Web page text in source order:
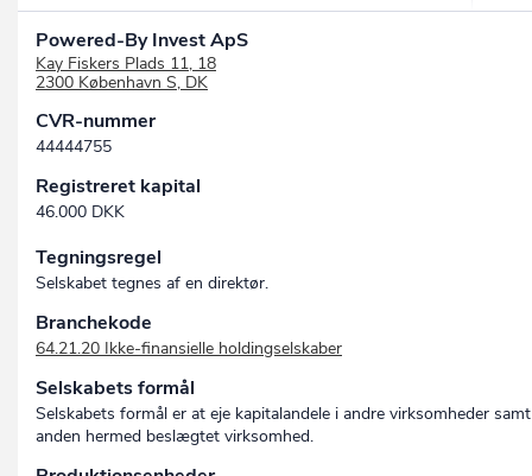
Powered-By Invest ApS
Kay Fiskers Plads 11, 18
2300 København S, DK
CVR-nummer
44444755
Registreret kapital
46.000 DKK
Tegningsregel
Selskabet tegnes af en direktør.
Branchekode
64.21.20 Ikke-finansielle holdingselskaber
Selskabets formål
Selskabets formål er at eje kapitalandele i andre virksomheder samt
anden hermed beslægtet virksomhed.